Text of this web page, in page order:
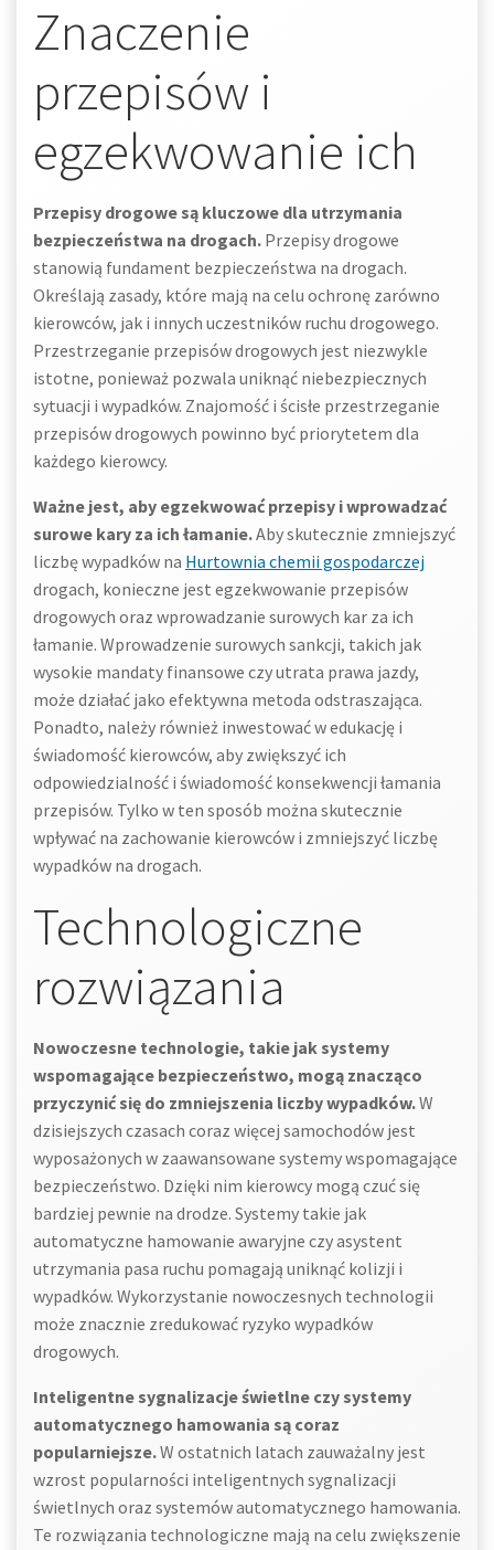
Znaczenie
przepisów i
egzekwowanie ich
Przepisy drogowe są kluczowe dla utrzymania
bezpieczeństwa na drogach. Przepisy drogowe
stanowią fundament bezpieczeństwa na drogach.
Określają zasady, które mają na celu ochronę zarówno
kierowców, jak i innych uczestników ruchu drogowego.
Przestrzeganie przepisów drogowych jest niezwykle
istotne, ponieważ pozwala uniknąć niebezpiecznych
sytuacji i wypadków. Znajomość i ścisłe przestrzeganie
przepisów drogowych powinno być priorytetem dla
każdego kierowcy.
Ważne jest, aby egzekwować przepisy i wprowadzać
surowe kary za ich łamanie.Aby skutecznie zmniejszyć
liczbę wypadków na Hurtownia chemii gospodarczej
drogach, konieczne jest egzekwowanie przepisów
drogowych oraz wprowadzanie surowych kar za ich
łamanie. Wprowadzenie surowych sankcji, takich jak
wysokie mandaty finansowe czy utrata prawa jazdy,
może działać jako efektywna metoda odstraszająca.
Ponadto, należy również inwestować w edukację i
świadomość kierowców, aby zwiększyć ich
odpowiedzialność i świadomość konsekwencji łamania
przepisów. Tylko w ten sposób można skutecznie
wpływać na zachowanie kierowców i zmniejszyć liczbę
wypadków na drogach.
Technologiczne
rozwiązania
Nowoczesne technologie, takie jak systemy
wspomagające bezpieczeństwo, mogą znacząco
przyczynić się do zmniejszenia liczby wypadków.W
dzisiejszych czasach coraz więcej samochodów jest
wyposażonych w zaawansowane systemy wspomagające
bezpieczeństwo. Dzięki nim kierowcy mogą czuć się
bardziej pewnie na drodze. Systemy takie jak
automatyczne hamowanie awaryjne czy asystent
utrzymania pasa ruchu pomagają uniknąć kolizji i
wypadków. Wykorzystanie nowoczesnych technologii
może znacznie zredukować ryzyko wypadków
drogowych.
Inteligentne sygnalizacje świetlne czy systemy
automatycznego hamowania są coraz
popularniejsze.W ostatnich latach zauważalny jest
wzrost popularności inteligentnych sygnalizacji
świetlnych oraz systemów automatycznego hamowania.
Te rozwiązania technologiczne mają na celu zwiększenie